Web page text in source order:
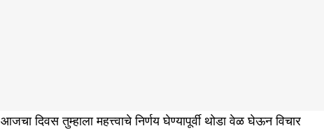
आजचा दिवस तुम्हाला महत्त्वाचे निर्णय घेण्यापूर्वी थोडा वेळ घेऊन विचार